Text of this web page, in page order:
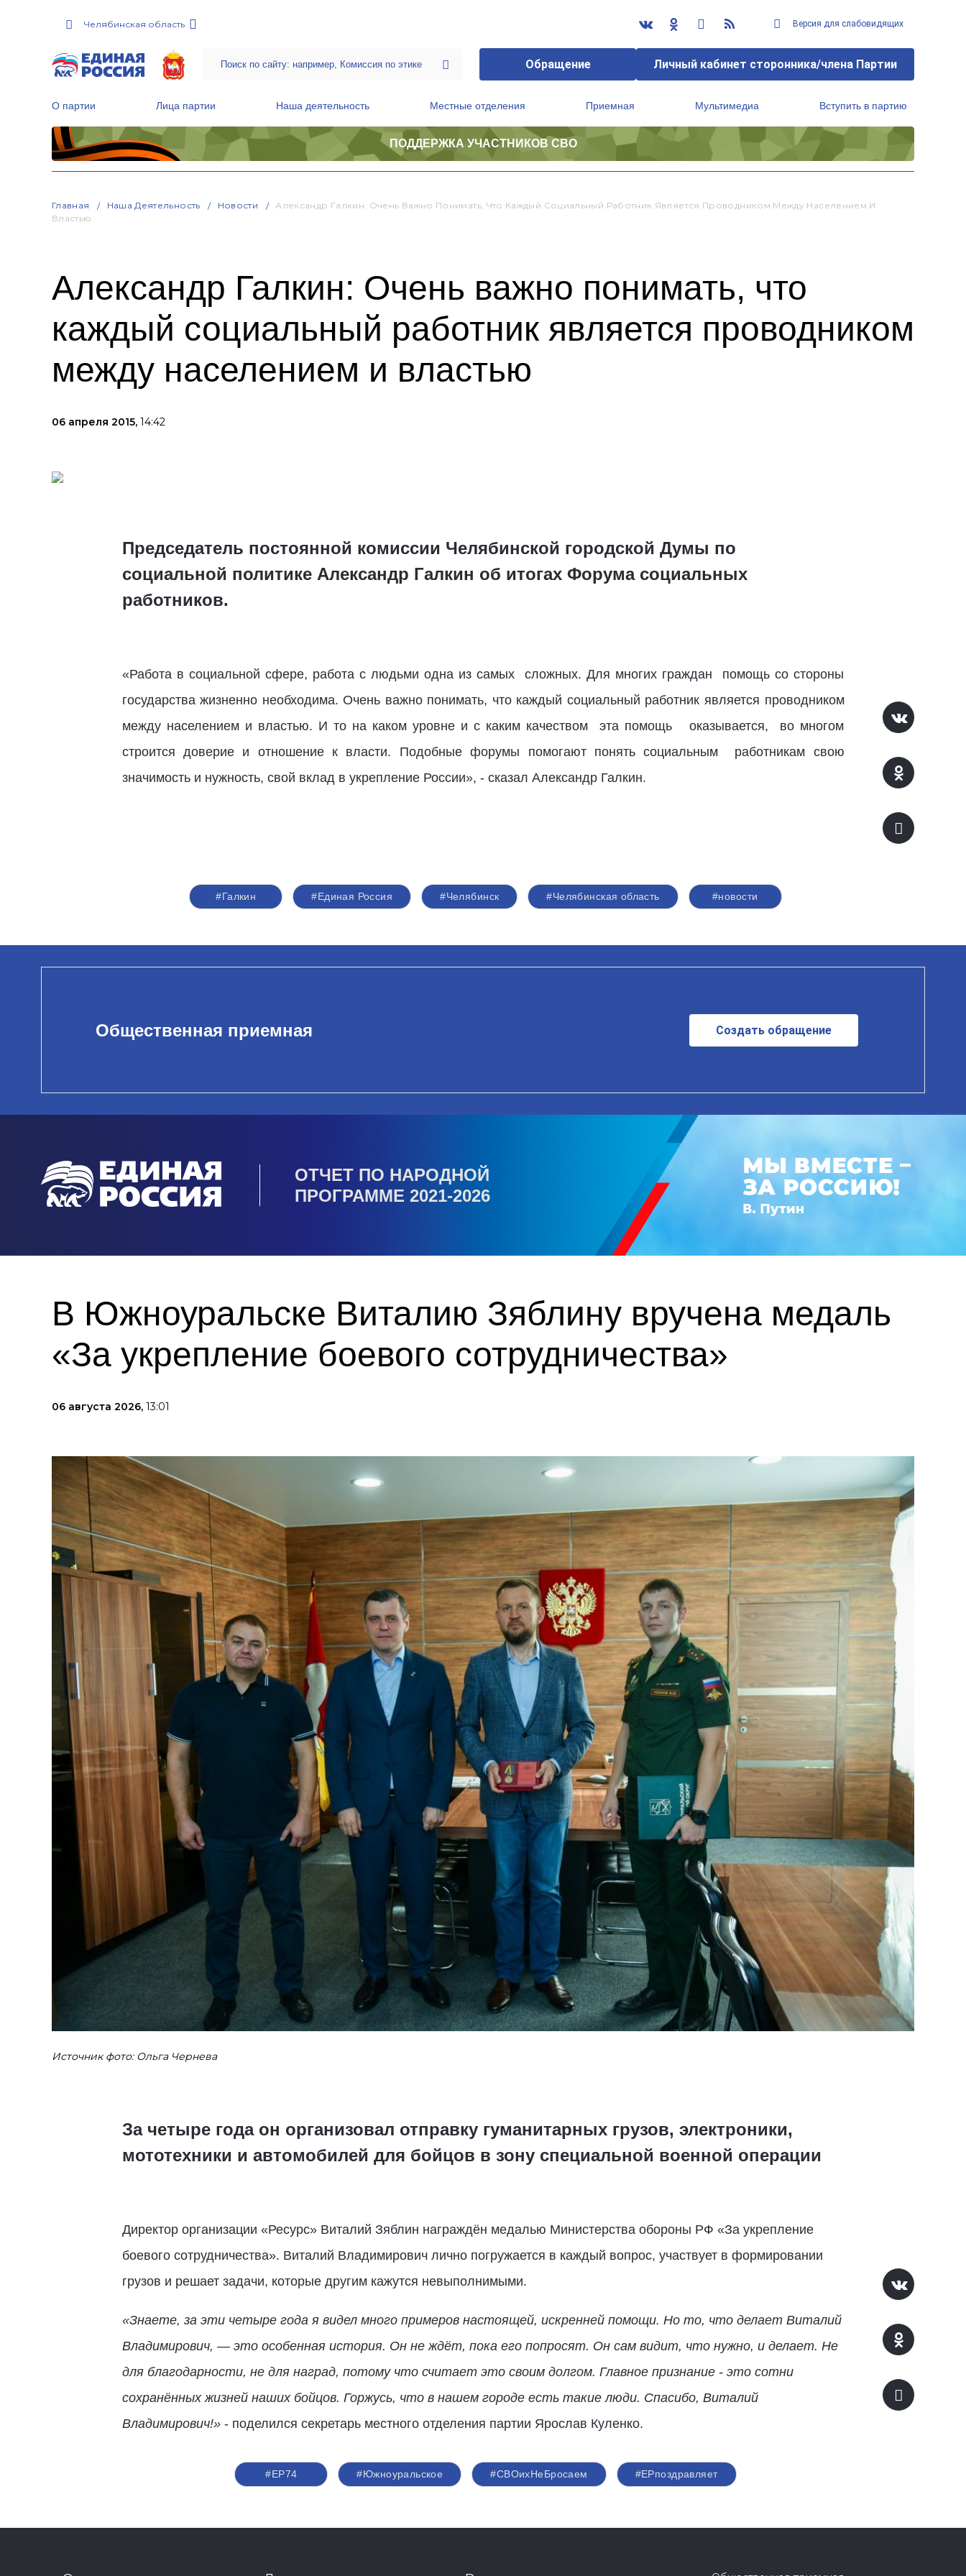
Челябинская область Версия для слабовидящих
Обращение Личный кабинет сторонника/члена Партии
О партии Лица партии Наша деятельность Местные отделения Приемная Мультимедиа Вступить в партию
ПОДДЕРЖКА УЧАСТНИКОВ СВО
Главная Наша Деятельность Новости
Александр Галкин: Очень Важно Понимать, Что Каждый Социальный Работник Является Проводником Между Населением И
Властью
Александр Галкин: Очень важно понимать, что
каждый социальный работник является проводником
между населением и властью
06 апреля 2015, 14:42
Председатель постоянной комиссии Челябинской городской Думы по
социальной политике Александр Галкин об итогах Форума социальных
работников.
«Работа в социальной сфере, работа с людьми одна из самых сложных. Для многих граждан помощь со стороны
государства жизненно необходима. Очень важно понимать, что каждый социальный работник является проводником
между населением и властью. И то на каком уровне и с каким качеством эта помощь оказывается, во многом
строится доверие и отношение к власти. Подобные форумы помогают понять социальным работникам свою
значимость и нужность, свой вклад в укрепление России», - сказал Александр Галкин.
#Галкин #Единая Россия #Челябинск #Челябинская область #новости
Общественная приемная Создать обращение
ОТЧЕТ ПО НАРОДНОЙ
ПРОГРАММЕ 2021-2026
В Южноуральске Виталию Зяблину вручена медаль
«За укрепление боевого сотрудничества»
06 августа 2026, 13:01
Источник фото: Ольга Чернева
За четыре года он организовал отправку гуманитарных грузов, электроники,
мототехники и автомобилей для бойцов в зону специальной военной операции
Директор организации «Ресурс» Виталий Зяблин награждён медалью Министерства обороны РФ «За укрепление
боевого сотрудничества». Виталий Владимирович лично погружается в каждый вопрос, участвует в формировании
грузов и решает задачи, которые другим кажутся невыполнимыми.
«Знаете, за эти четыре года я видел много примеров настоящей, искренней помощи. Но то, что делает Виталий
Владимирович, — это особенная история. Он не ждёт, пока его попросят. Он сам видит, что нужно, и делает. Не
для благодарности, не для наград, потому что считает это своим долгом. Главное признание - это сотни
сохранённых жизней наших бойцов. Горжусь, что в нашем городе есть такие люди. Спасибо, Виталий
Владимирович!»- поделился секретарь местного отделения партии Ярослав Куленко.
#ЕР74 #Южноуральское #СВОихНеБросаем #ЕРпоздравляет